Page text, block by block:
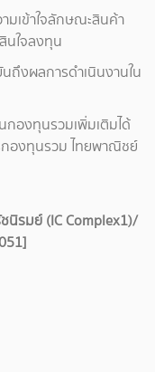
มเข้าใจลักษณะสินค้า
นใจลงทุน
ถึงผลการดำเนินงานใน
องทุนรวมเพิ่มเติมได้
องทุนรวม ไทยพาณิชย์
นิรมย์ (IC Complex1)/